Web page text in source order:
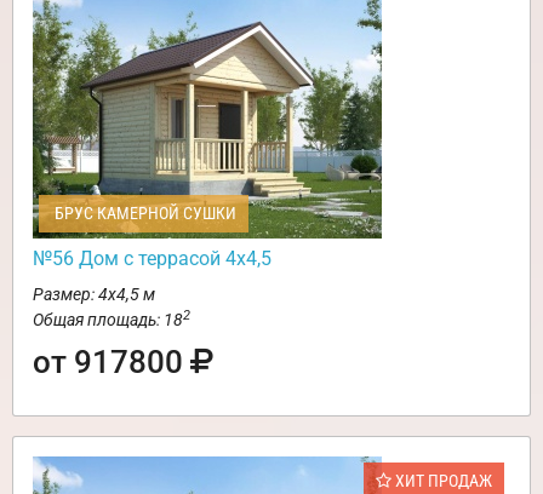
БРУС КАМЕРНОЙ СУШКИ
№56 Дом с террасой 4х4,5
Размер: 4х4,5 м
Общая площадь: 182
от 917800
ХИТ ПРОДАЖ